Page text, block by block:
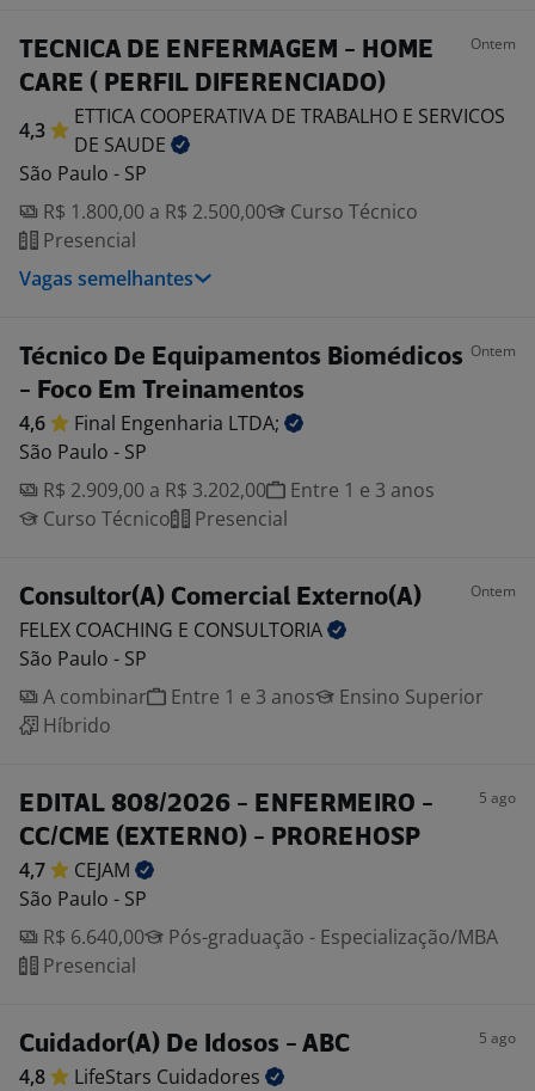
TECNICA DE ENFERMAGEM - HOME
CARE ( PERFIL DIFERENCIADO)
Ontem
4,3
ETTICA COOPERATIVA DE TRABALHO E SERVICOS
DE SAUDE
São Paulo - SP
R$ 1.800,00 a R$ 2.500,00
Curso Técnico
Presencial
Vagas semelhantes
Técnico De Equipamentos Biomédicos
- Foco Em Treinamentos
Ontem
4,6 Final Engenharia LTDA;
São Paulo - SP
R$ 2.909,00 a R$ 3.202,00
Entre 1 e 3 anos
Curso Técnico
Presencial
Consultor(A) Comercial Externo(A) Ontem
FELEX COACHING E CONSULTORIA
São Paulo - SP
A combinar
Entre 1 e 3 anos
Ensino Superior
Híbrido
EDITAL 808/2026 - ENFERMEIRO -
CC/CME (EXTERNO) - PROREHOSP
5 ago
4,7
CEJAM
São Paulo - SP
R$ 6.640,00
Pós-graduação - Especialização/MBA
Presencial
Cuidador(A) De Idosos - ABC 5 ago
4,8 LifeStars Cuidadores